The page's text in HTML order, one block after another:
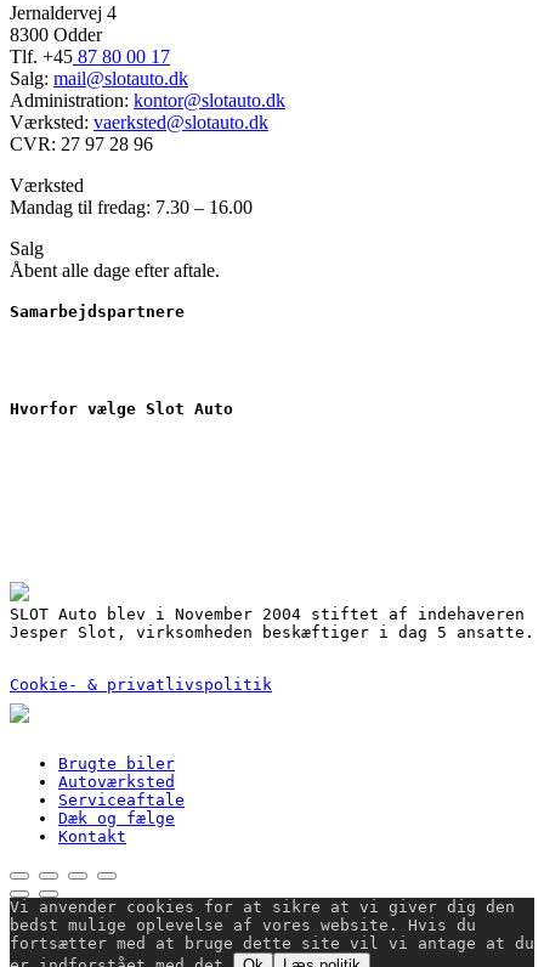
Jernaldervej 4
8300 Odder
Tlf. +45 87 80 00 17
Salg: mail@slotauto.dk
Administration: kontor@slotauto.dk
Værksted: vaerksted@slotauto.dk
CVR: 27 97 28 96
Værksted
Mandag til fredag: 7.30 – 16.00
Salg
Åbent alle dage efter aftale.
Samarbejdspartnere
Hvorfor vælge Slot Auto
SLOT Auto blev i November 2004 stiftet af indehaveren
Jesper Slot, virksomheden beskæftiger i dag 5 ansatte.
Cookie- & privatlivspolitik
Close
Menu
Brugte biler
Autoværksted
Serviceaftale
Dæk og fælge
Kontakt
Vi anvender cookies for at sikre at vi giver dig den
bedst mulige oplevelse af vores website. Hvis du
fortsætter med at bruge dette site vil vi antage at du